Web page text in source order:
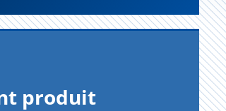
pro­duit